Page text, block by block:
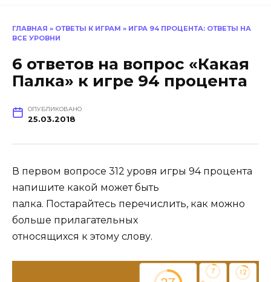
ГЛАВНАЯ » ОТВЕТЫ К ИГРАМ » ИГРА 94 ПРОЦЕНТА: ОТВЕТЫ НА
ВСЕ УРОВНИ
6 ответов на вопрос «Какая
Палка» к игре 94 процента
ОПУБЛИКОВАНО
25.03.2018
В первом вопросе 312 уровя игры 94 процента
напишите какой может быть
палка. Постарайтесь перечислить, как можно
больше прилагательных
относящихся к этому слову.